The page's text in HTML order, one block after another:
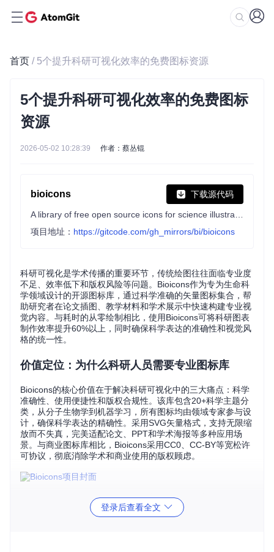
首页 / 5个提升科研可视化效率的免费图标资源
5个提升科研可视化效率的免费图标
资源
2026-05-02 10:28:39 作者：蔡丛锟
bioicons 下载源代码
项目地址： https://gitcode.com/gh_mirrors/bi/bioicons
科研可视化是学术传播的重要环节，传统绘图往往面临专业度
不足、效率低下和版权风险等问题。Bioicons作为专为生命科
学领域设计的开源图标库，通过科学准确的矢量图标集合，帮
助研究者在论文插图、教学材料和学术展示中快速构建专业视
觉内容。与耗时的从零绘制相比，使用Bioicons可将科研图表
制作效率提升60%以上，同时确保科学表达的准确性和视觉风
格的统一性。
价值定位：为什么科研人员需要专业图标库
Bioicons的核心价值在于解决科研可视化中的三大痛点：科学
准确性、使用便捷性和版权合规性。该库包含20+科学主题分
类，从分子生物学到机器学习，所有图标均由领域专家参与设
计，确保科学表达的精确性。采用SVG矢量格式，支持无限缩
放而不失真，完美适配论文、PPT和学术海报等多种应用场
景。与商业图标库相比，Bioicons采用CC0、CC-BY等宽松许
可协议，彻底消除学术和商业使用的版权顾虑。
图：Bioicons项目封面展示了其涵盖的核心科学主题，包括DN
A结构、实验器材和植物生物学等领域图标
登录后查看全文